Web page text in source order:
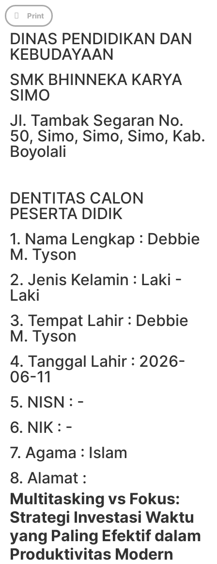
DINAS PENDIDIKAN DAN
KEBUDAYAAN
SMK BHINNEKA KARYA
SIMO
Jl. Tambak Segaran No.
50, Simo, Simo, Simo, Kab.
Boyolali
DENTITAS CALON
PESERTA DIDIK
1. Nama Lengkap : Debbie
M. Tyson
2. Jenis Kelamin : Laki -
Laki
3. Tempat Lahir : Debbie
M. Tyson
4. Tanggal Lahir : 2026-
06-11
5. NISN : -
6. NIK : -
7. Agama : Islam
8. Alamat :
Multitasking vs Fokus:
Strategi Investasi Waktu
yang Paling Efektif dalam
Produktivitas Modern
Print